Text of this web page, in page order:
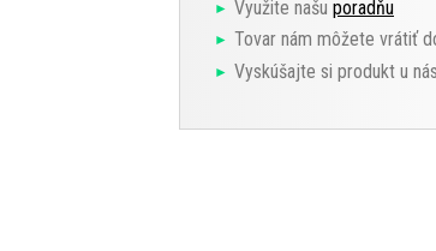
Využite našu poradňu
Tovar nám môžete vrátiť
Vyskúšajte si produkt u nás